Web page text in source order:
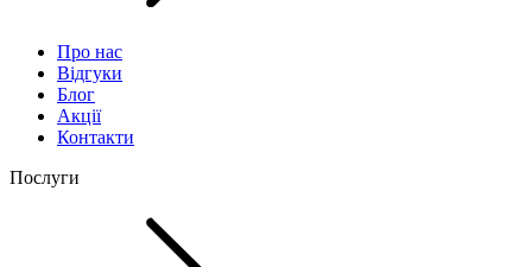
Про нас
Відгуки
Блог
Акції
Контакти
Послуги